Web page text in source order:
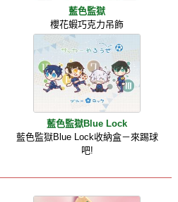
藍色監獄
櫻花蝦巧克力吊飾
藍色監獄Blue Lock
藍色監獄Blue Lock收納盒－來踢球
吧!